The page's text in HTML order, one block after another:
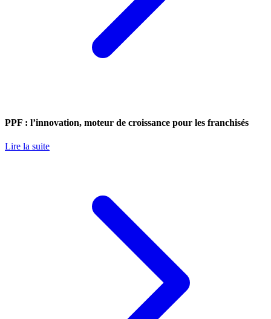
PPF : l’innovation, moteur de croissance pour les franchisés
Lire la suite